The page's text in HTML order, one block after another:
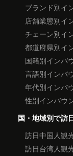
ブランド別イ
店舗業態別イ
チェーン別イ
都道府県別イ
国籍別インバ
言語別インバ
年代別インバ
性別インバウ
国・地域別で訪
訪日中国人観
訪日台湾人観